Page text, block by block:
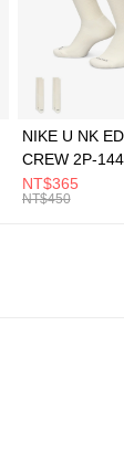
第一
彰化
】
後，再付款。
流程】
先享後付」後，
到繳費通知簡訊。
含以上)免運費
含以上)免運費
NIKE U NK
CREW 2P-144
EMBRDY 男女
FZ3073133
NT$365
NT$450